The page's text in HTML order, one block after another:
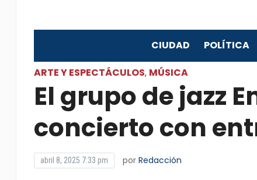
CIUDAD POLÍTICA
ARTE Y ESPECTÁCULOS, MÚSICA
El grupo de jazz
concierto con
abril 8, 2025 7:33 pm por Redacción